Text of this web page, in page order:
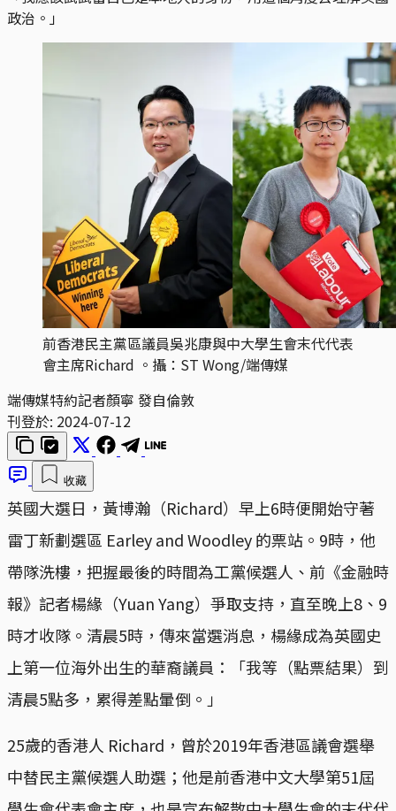
政治。」
前香港民主黨區議員吳兆康與中大學生會末代代表
會主席Richard 。攝：ST Wong/端傳媒
端傳媒特約記者顏寧 發自倫敦
刊登於: 2024-07-12
收藏
英國大選日，黃博瀚（Richard）早上6時便開始守著
雷丁新劃選區 Earley and Woodley 的票站。9時，他
帶隊洗樓，把握最後的時間為工黨候選人、前《金融時
報》記者楊緣（Yuan Yang）爭取支持，直至晚上8、9
時才收隊。清晨5時，傳來當選消息，楊緣成為英國史
上第一位海外出生的華裔議員：「我等（點票結果）到
清晨5點多，累得差點暈倒。」
25歲的香港人 Richard，曾於2019年香港區議會選舉
中替民主黨候選人助選；他是前香港中文大學第51屆